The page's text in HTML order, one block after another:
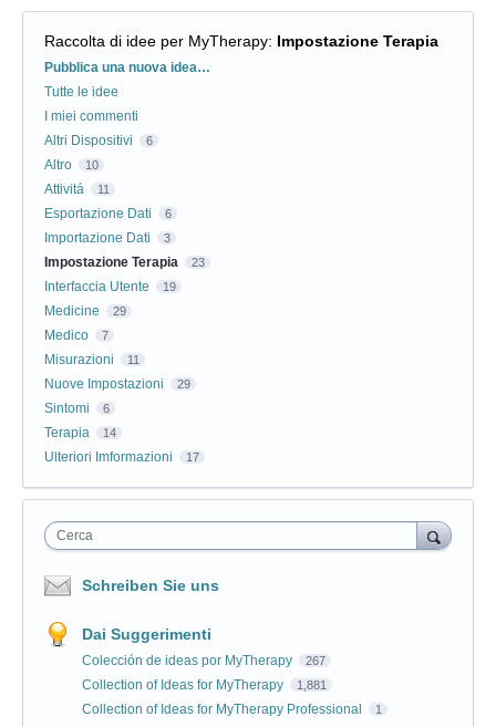
Raccolta di idee per MyTherapy: Impostazione Terapia
Categorie
Pubblica una nuova idea…
Tutte le idee
I miei commenti
Altri Dispositivi
6
Altro 10
Attivitá 11
Esportazione Dati 6
Importazione Dati 3
Impostazione Terapia 23
Interfaccia Utente 19
Medicine 29
Medico 7
Misurazioni 11
Nuove Impostazioni 29
Sintomi 6
Terapia 14
Ulteriori Imformazioni 17
Cerca
Schreiben Sie uns
Dai Suggerimenti
Colección de ideas por MyTherapy 267
Collection of Ideas for MyTherapy 1,881
Collection of Ideas for MyTherapy Professional 1